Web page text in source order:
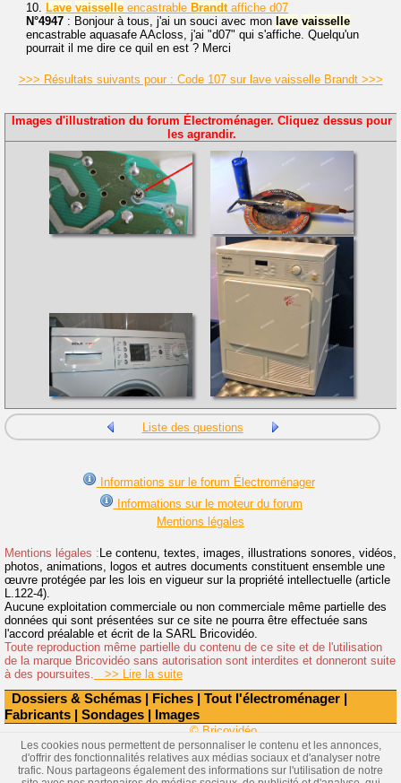
Dossiers & Schémas | Fiches | Tout l'électroménager |
Fabricants | Sondages | Images
10. Lave vaisselle encastrable Brandtaffiche d07
N°4947 : Bonjour à tous, j'ai un souci avec mon lave vaisselle
encastrable aquasafe AAcloss, j'ai "d07" qui s'affiche. Quelqu'un
pourrait il me dire ce quil en est ? Merci
>>> Résultats suivants pour : Code 107 sur lave vaisselle Brandt >>>
Images d'illustration du forum Électroménager. Cliquez dessus pour
les agrandir.
Liste des questions
Informations sur le forum Électroménager
Informations sur le moteur du forum
Mentions légales
Mentions légales :Le contenu, textes, images, illustrations sonores, vidéos,
photos, animations, logos et autres documents constituent ensemble une
œuvre protégée par les lois en vigueur sur la propriété intellectuelle (article
L.122-4).
Aucune exploitation commerciale ou non commerciale même partielle des
données qui sont présentées sur ce site ne pourra être effectuée sans
l'accord préalable et écrit de la SARL Bricovidéo.
Toute reproduction même partielle du contenu de ce site et de l'utilisation
de la marque Bricovidéo sans autorisation sont interdites et donneront suite
à des poursuites.
>> Lire la suite
© Bricovidéo
Les cookies nous permettent de personnaliser le contenu et les annonces,
d'offrir des fonctionnalités relatives aux médias sociaux et d'analyser notre
trafic. Nous partageons également des informations sur l'utilisation de notre